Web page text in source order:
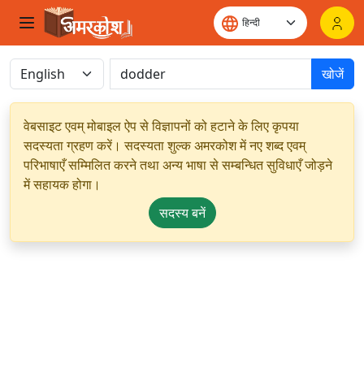
खोजें
वेबसाइट एवम् मोबाइल ऐप से विज्ञापनों को हटाने के लिए कृपया
सदस्यता ग्रहण करें। सदस्यता शुल्क अमरकोश में नए शब्द एवम्
परिभाषाएँ सम्मिलित करने तथा अन्य भाषा से सम्बन्धित सुविधाएँ जोड़ने
में सहायक होगा।
सदस्य बनें